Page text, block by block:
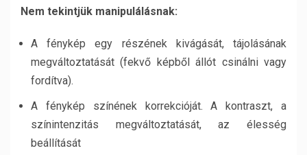
Nem tekintjük manipulálásnak:
A fénykép egy részének kivágását, tájolásának
megváltoztatását (fekvő képből állót csinálni vagy
fordítva).
A fénykép színének korrekcióját. A kontraszt, a
színintenzitás megváltoztatását, az élesség
beállítását